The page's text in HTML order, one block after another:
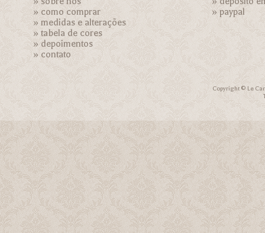
»como comprar
»medidas e alterações
»tabela de cores
»depoimentos
»contato
»paypal
Copyright © Le